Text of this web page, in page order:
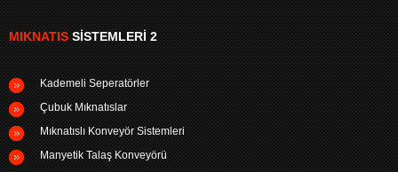
MIKNATISSISTEMLERI 2
Kademeli Seperatörler
Çubuk Mıknatıslar
Mıknatıslı Konveyör Sistemleri
Manyetik Talaş Konveyörü